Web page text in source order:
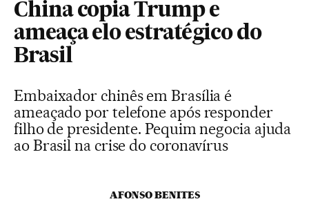
China copia Trump e
ameaça elo estratégico do
Brasil
Embaixador chinês em Brasília é
ameaçado por telefone após responder
filho de presidente. Pequim negocia ajuda
ao Brasil na crise do coronavírus
AFONSO BENITES